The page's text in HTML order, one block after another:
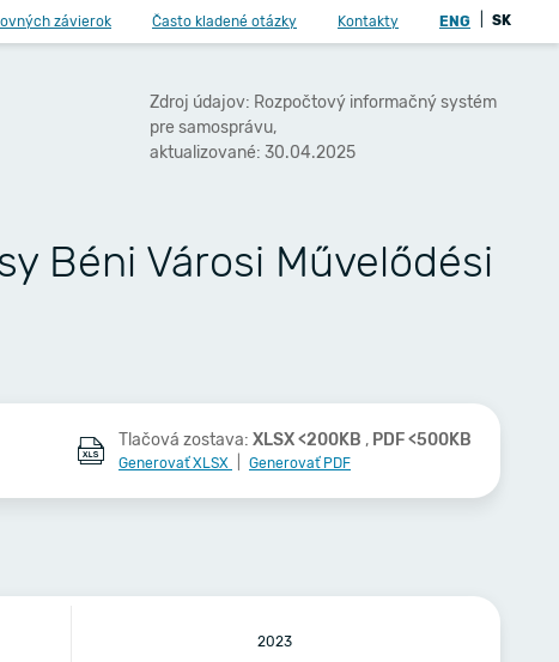
závierok Často kladené otázky Kontakty ENG SK
Zdroj údajov: Rozpočtový informačný systém
pre samosprávu,
aktualizované: 30.04.2025
Béni Városi Művelődési
Tlačová zostava: XLSX <200KB , PDF <500KB
Generovať XLSX Generovať PDF
2023